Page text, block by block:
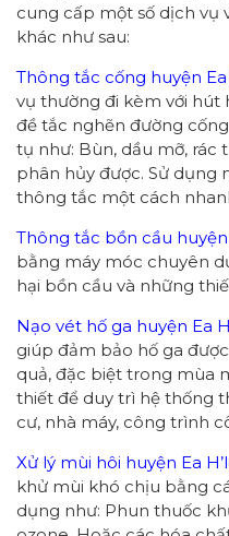
cung cấp một số dịch vụ
khác như sau:
Thông tắc cống huyện Ea
vụ thường đi kèm với hút
đề tắc nghẽn đường
tụ như: Bùn, dầu mỡ, rác
phân hủy được. Sử dụng
thông tắc một cách
Thông tắc bồn cầu huyện
bằng máy móc chuyên
hại bồn cầu và những
Nạo vét hố ga huyện Ea
giúp đảm bảo hố ga
quả, đặc biệt trong mùa
thiết để duy trì hệ thống
cư, nhà máy, công trình
Xử lý mùi hôi huyện Ea
khử mùi khó chịu bằng
dụng như: Phun thuốc